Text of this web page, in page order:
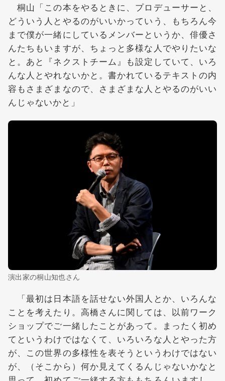
桐山「この本をやるときに、プロデューサーと、
どういう人とやるのがいいかっていう、もちろん今
まで僕が一緒にしているメンバーというか、俳優さ
んたちもいますが、ちょっと多様な人でやりたいな
と。あと『ネクストチーム』も設定していて、いろ
んな人とやれないかと。書かれているテキストの内
容もさまざまなので、さまざまな人とやるのがいい
んじゃないかと」
演出家の桐山知也さん
「最初は日本語を話せない外国人とか、いろんな
ことを考えたり。高橋さんに関しては、以前ワーク
ショップでご一緒したことがあって。まったく初め
てというわけではなくて、いろいろな人とやった方
が、この世界の多様性を表そうというわけではない
が、（そこから）何か見えてくるんじゃないかなと